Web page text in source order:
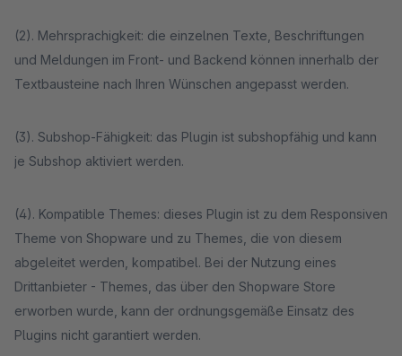
(2). Mehrsprachigkeit: die einzelnen Texte, Beschriftungen
und Meldungen im Front- und Backend können innerhalb der
Textbausteine nach Ihren Wünschen angepasst werden.
(3). Subshop-Fähigkeit: das Plugin ist subshopfähig und kann
je Subshop aktiviert werden.
(4). Kompatible Themes: dieses Plugin ist zu dem Responsiven
Theme von Shopware und zu Themes, die von diesem
abgeleitet werden, kompatibel. Bei der Nutzung eines
Drittanbieter - Themes, das über den Shopware Store
erworben wurde, kann der ordnungsgemäße Einsatz des
Plugins nicht garantiert werden.